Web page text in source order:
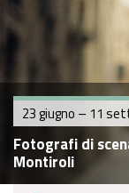
23 giugno – 11
Fotografi di
Montiroli